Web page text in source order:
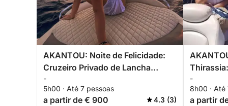
AKANTOU: Noite de Felicidade:
Cruzeiro Privado de Lancha
Rápida ao Pôr do Sol em Santorini
com Paradas para Nadar
-
5h00 · Até 7 pessoas
a partir de € 900 4.3 (3)
uma
-
8h00 · Até
a partir